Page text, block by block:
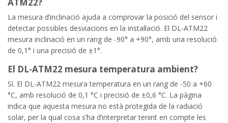
ATM22?
La mesura d’inclinació ajuda a comprovar la posició del sensor i
detectar possibles desviacions en la instal·lació. El DL-ATM22
mesura inclinació en un rang de -90° a +90°, amb una resolució
de 0,1° i una precisió de ±1°.
El DL-ATM22 mesura temperatura ambient?
Sí. El DL-ATM22 mesura temperatura en un rang de -50 a +60
°C, amb resolució de 0,1 °C i precisió de ±0,6 °C. La pàgina
indica que aquesta mesura no està protegida de la radiació
solar, per la qual cosa s’ha d’interpretar tenint en compte les